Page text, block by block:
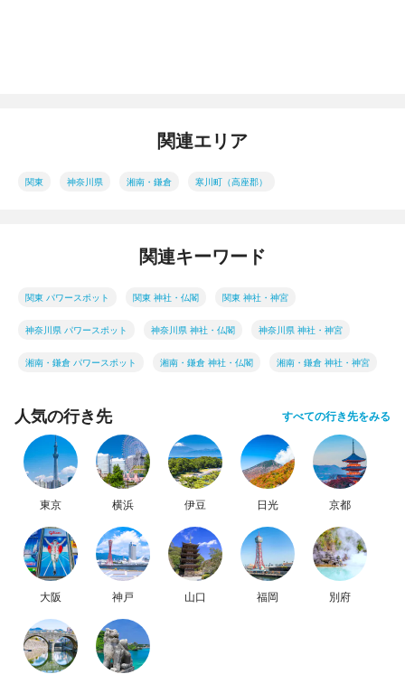
関連エリア
関東 神奈川県 湘南・鎌倉 寒川町（高座郡）
関連キーワード
関東 パワースポット 関東 神社・仏閣 関東 神社・神宮
神奈川県 パワースポット 神奈川県 神社・仏閣 神奈川県 神社・神宮
湘南・鎌倉 パワースポット 湘南・鎌倉 神社・仏閣 湘南・鎌倉 神社・神宮
人気の行き先 すべての行き先をみる
東京 横浜 伊豆 日光 京都
大阪 神戸 山口 福岡 別府